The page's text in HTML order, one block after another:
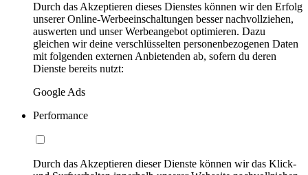
Durch das Akzeptieren dieses Dienstes können wir den Erfolg
unserer Online-Werbeeinschaltungen besser nachvollziehen,
auswerten und unser Werbeangebot optimieren. Dazu
gleichen wir deine verschlüsselten personenbezogenen Daten
mit folgenden externen Anbietenden ab, sofern du deren
Dienste bereits nutzt:
Google Ads
Performance
Durch das Akzeptieren dieser Dienste können wir das Klick-